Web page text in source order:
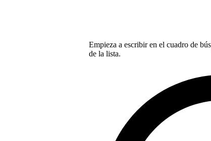
Empieza a escribir en el cuadro de
de la lista.